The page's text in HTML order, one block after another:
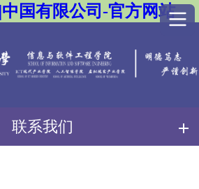
国有限公司-官方网站
联系我们